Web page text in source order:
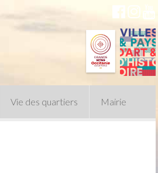
Vie des quartiers Mairie